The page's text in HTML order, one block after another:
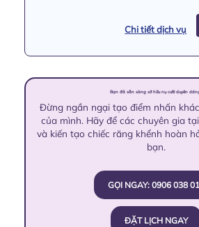
Chi tiết dịch vụ
Bạn đã sẵn sàng sở hữu nụ cười duyên
Đừng ngần ngại tạo điểm nhấn
của mình. Hãy để các chuyên gia
và kiến tạo chiếc răng khểnh hoàn
bạn.
GỌI NGAY: 0906 038
ĐẶT LỊCH NGAY